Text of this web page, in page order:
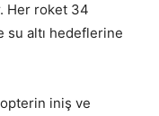
Her roket 34
su altı hedeflerine
iniş ve